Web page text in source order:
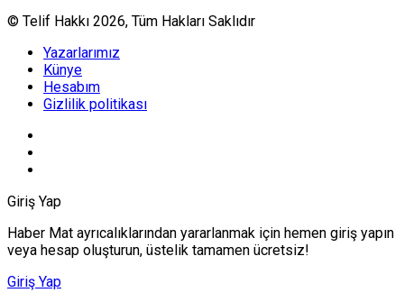
© Telif Hakkı 2026, Tüm Hakları Saklıdır
Yazarlarımız
Künye
Hesabım
Gizlilik politikası
Giriş Yap
Haber Mat ayrıcalıklarından yararlanmak için hemen giriş yapın
veya hesap oluşturun, üstelik tamamen ücretsiz!
Giriş Yap